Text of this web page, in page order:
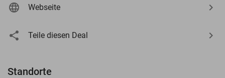
Webseite
Teile diesen Deal
Standorte